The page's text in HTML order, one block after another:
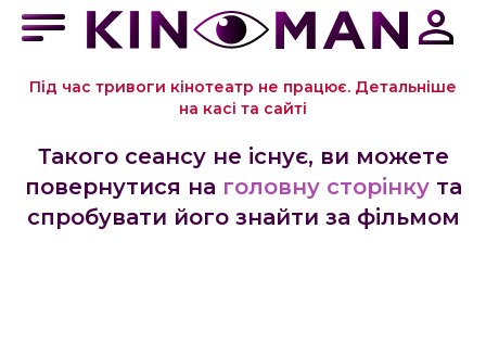
Під час тривоги кінотеатр не працює. Детальніше
на касі та сайті
Такого сеансу не існує, ви можете
повернутися на головну сторінку та
спробувати його знайти за фільмом